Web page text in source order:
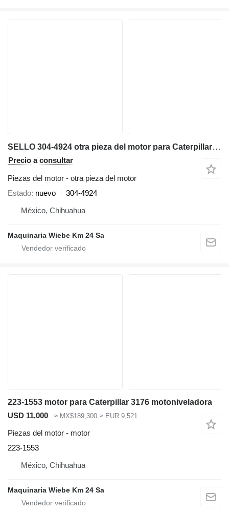
SELLO 304-4924 otra pieza del motor para Caterpillar 140M motoniveladora
Precio a consultar
Piezas del motor - otra pieza del motor
Estado nuevo
304-4924
México, Chihuahua
Maquinaria Wiebe Km 24 Sa
223-1553 motor para Caterpillar 3176 motoniveladora
USD 11,000
≈ MX$189,300 ≈ EUR 9,521
Piezas del motor - motor
223-1553
México, Chihuahua
Maquinaria Wiebe Km 24 Sa